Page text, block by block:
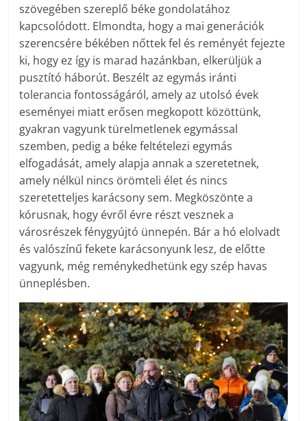
szövegében szereplő béke gondolatához
kapcsolódott. Elmondta, hogy a mai generációk
szerencsére békében nőttek fel és reményét fejezte
ki, hogy ez így is marad hazánkban, elkerüljük a
pusztító háborút. Beszélt az egymás iránti
tolerancia fontosságáról, amely az utolsó évek
eseményei miatt erősen megkopott közöttünk,
gyakran vagyunk türelmetlenek egymással
szemben, pedig a béke feltételezi egymás
elfogadását, amely alapja annak a szeretetnek,
amely nélkül nincs örömteli élet és nincs
szeretetteljes karácsony sem. Megköszönte a
kórusnak, hogy évről évre részt vesznek a
városrészek fénygyújtó ünnepén. Bár a hó elolvadt
és valószínű fekete karácsonyunk lesz, de előtte
vagyunk, még reménykedhetünk egy szép havas
ünneplésben.